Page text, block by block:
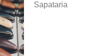
Sapataria